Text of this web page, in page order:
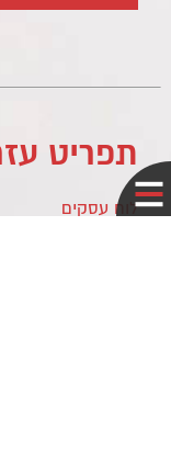
תפריט
לוח עסקים